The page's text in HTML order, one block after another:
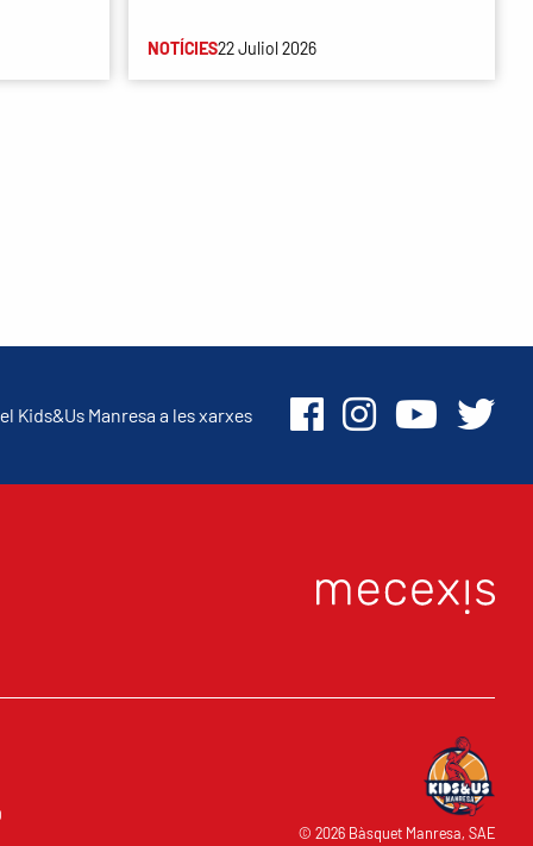
NOTÍCIES22 Juliol 2026
Kids&Us Manresa a les xarxes
© 2026 Bàsquet Manresa, SAE